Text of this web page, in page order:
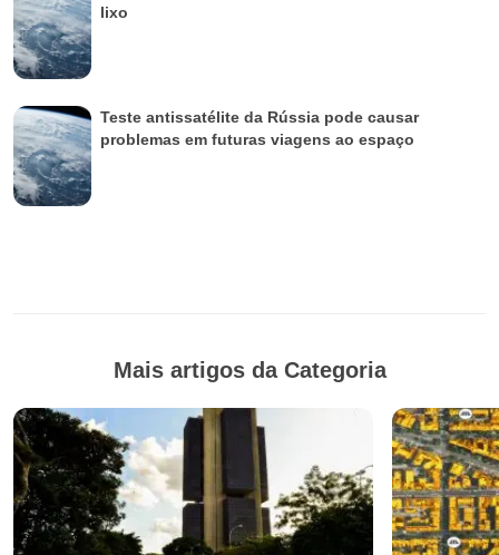
lixo
Teste antissatélite da Rússia pode causar
problemas em futuras viagens ao espaço
Mais artigos da Categoria